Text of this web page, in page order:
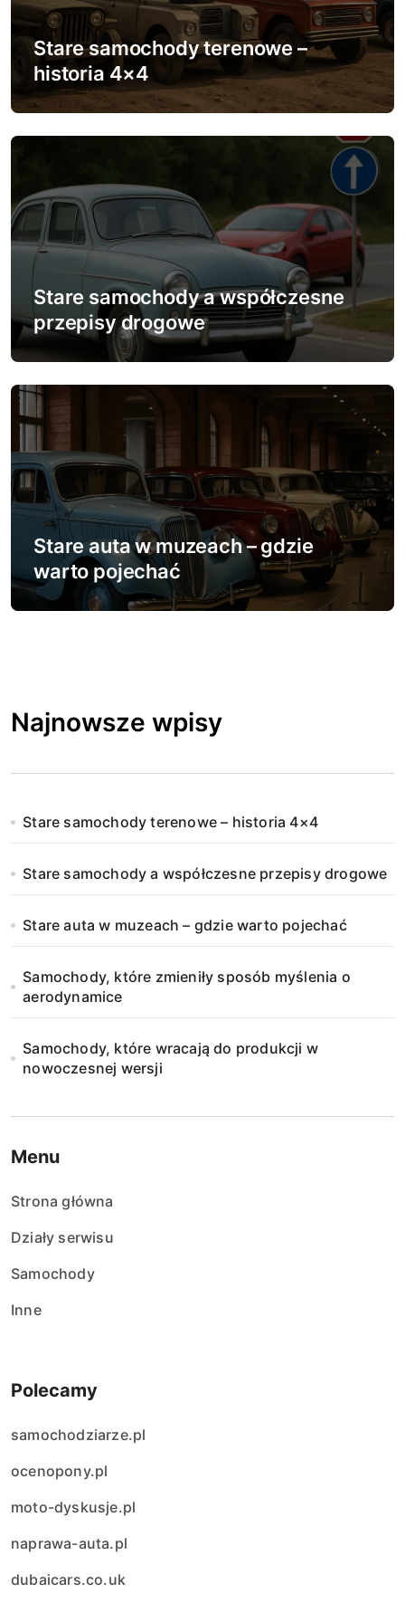
a
w
p
i
u
Stare samochody terenowe –
historia 4×4
Stare samochody a współczesne
przepisy drogowe
Stare auta w muzeach – gdzie
warto pojechać
Najnowsze wpisy
Stare samochody terenowe – historia 4×4
Stare samochody a współczesne przepisy drogowe
Stare auta w muzeach – gdzie warto pojechać
Samochody, które zmieniły sposób myślenia o
aerodynamice
Samochody, które wracają do produkcji w
nowoczesnej wersji
Menu
Strona główna
Działy serwisu
Samochody
Inne
Polecamy
samochodziarze.pl
ocenopony.pl
moto-dyskusje.pl
naprawa-auta.pl
dubaicars.co.uk